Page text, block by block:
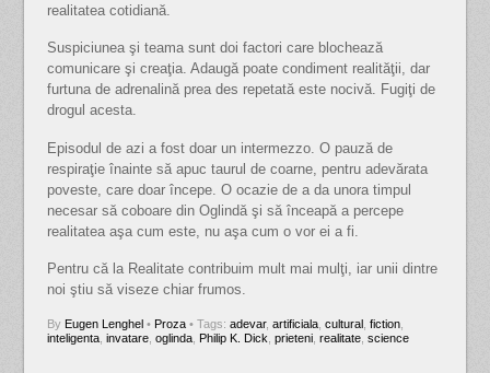
realitatea cotidiană.
Suspiciunea şi teama sunt doi factori care blochează
comunicare şi creaţia. Adaugă poate condiment realităţii, dar
furtuna de adrenalină prea des repetată este nocivă. Fugiţi de
drogul acesta.
Episodul de azi a fost doar un intermezzo. O pauză de
respiraţie înainte să apuc taurul de coarne, pentru adevărata
poveste, care doar începe. O ocazie de a da unora timpul
necesar să coboare din Oglindă şi să înceapă a percepe
realitatea aşa cum este, nu aşa cum o vor ei a fi.
Pentru că la Realitate contribuim mult mai mulţi, iar unii dintre
noi ştiu să viseze chiar frumos.
By Eugen Lenghel• Proza • Tags: adevar, artificiala, cultural, fiction,
inteligenta, invatare, oglinda, Philip K. Dick prieteni, realitate, science